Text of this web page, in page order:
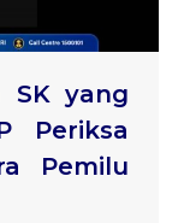
SK yang
Periksa
Pemilu